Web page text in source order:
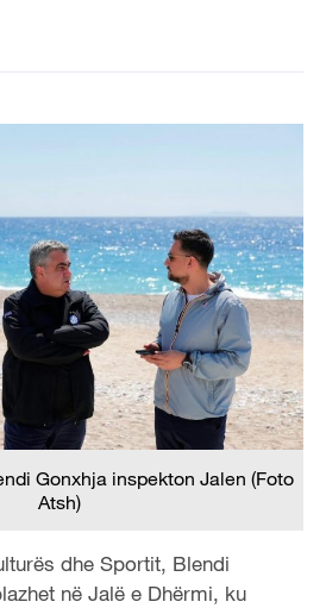
Gonxhja inspekton Jalen (Foto
Atsh)
dhe Sportit, Blendi
në Jalë e Dhërmi, ku